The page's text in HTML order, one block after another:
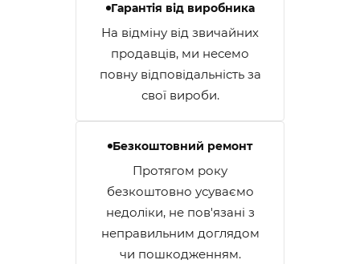
Гарантія від виробника
На відміну від звичайних
продавців, ми несемо
повну відповідальність за
свої вироби.
Безкоштовний ремонт
Протягом року
безкоштовно усуваємо
недоліки, не пов'язані з
неправильним доглядом
чи пошкодженням.